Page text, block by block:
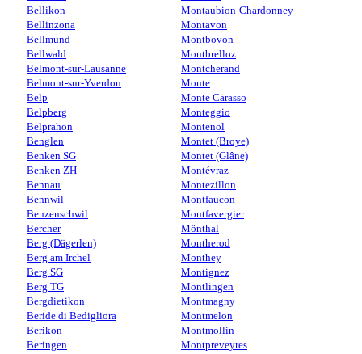
Bellikon
Bellinzona
Bellmund
Bellwald
Belmont-sur-Lausanne
Belmont-sur-Yverdon
Belp
Belpberg
Belprahon
Benglen
Benken SG
Benken ZH
Bennau
Bennwil
Benzenschwil
Bercher
Berg (Dägerlen)
Berg am Irchel
Berg SG
Berg TG
Bergdietikon
Beride di Bedigliora
Berikon
Beringen
Montaubion-Chardonney
Montavon
Montbovon
Montbrelloz
Montcherand
Monte
Monte Carasso
Monteggio
Montenol
Montet (Broye)
Montet (Glâne)
Montévraz
Montezillon
Montfaucon
Montfavergier
Mönthal
Montherod
Monthey
Montignez
Montlingen
Montmagny
Montmelon
Montmollin
Montpreveyres